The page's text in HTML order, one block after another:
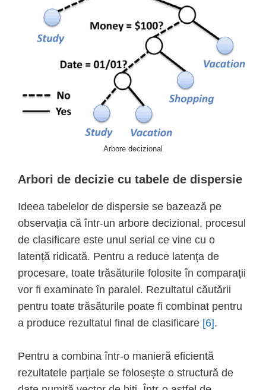
Arbore decizional
Arbori de decizie cu tabele de dispersie
Ideea tabelelor de dispersie se bazează pe
observația că într-un arbore decizional, procesul
de clasificare este unul serial ce vine cu o
latență ridicată. Pentru a reduce latența de
procesare, toate trăsăturile folosite în comparații
vor fi examinate în paralel. Rezultatul căutării
pentru toate trăsăturile poate fi combinat pentru
a produce rezultatul final de clasificare [6].
Pentru a combina într-o manieră eficientă
rezultatele parțiale se folosește o structură de